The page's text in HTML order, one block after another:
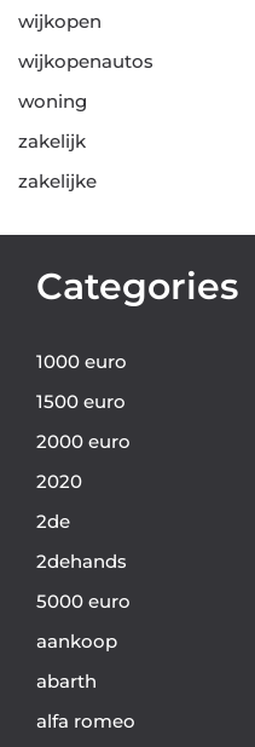
wijkopen
wijkopenautos
woning
zakelijk
zakelijke
Categories
1000 euro
1500 euro
2000 euro
2020
2de
2dehands
5000 euro
aankoop
abarth
alfa romeo